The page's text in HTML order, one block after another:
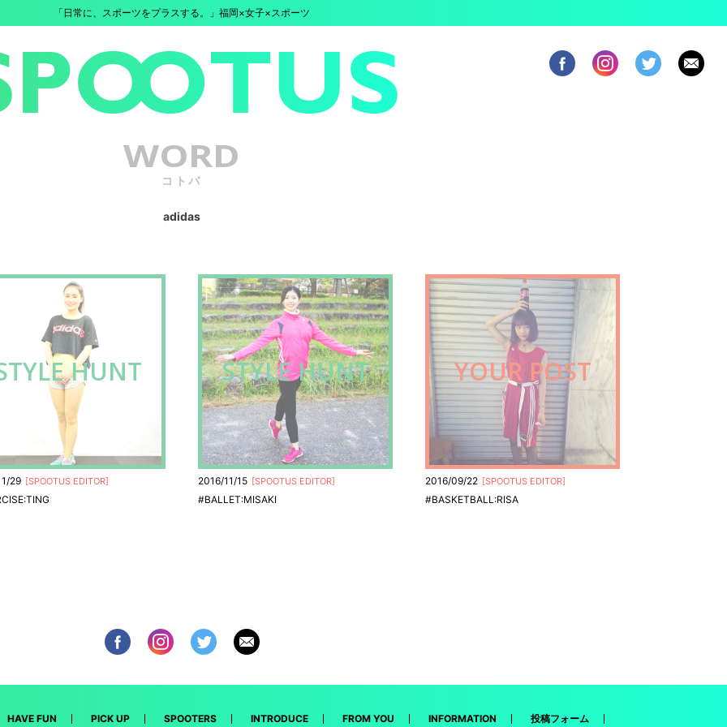
「日常に、スポーツをプラスする。」福岡×女子×スポーツ
WORD
コトバ
adidas
HUNT
29 [SPOOTUS EDITOR]
STYLE HUNT
2016/11/15 [SPOOTUS EDITOR]
#BALLET:MISAKI
YOUR POST
2016/09/22 [SPOOTUS EDITOR]
#BASKETBALL:RISA
HAVE FUN PICK UP SPOOTERS INTRODUCE FROM YOU INFORMATION 投稿フォーム